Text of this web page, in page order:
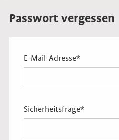
Passwort vergessen
Pflichtfeld
E-Mail-Adresse*
Pflichtfeld
Sicherheitsfrage*